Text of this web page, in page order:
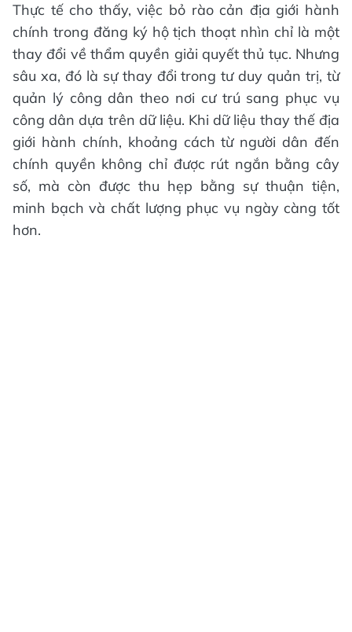
Thực tế cho thấy, việc bỏ rào cản địa giới hành
chính trong đăng ký hộ tịch thoạt nhìn chỉ là một
thay đổi về thẩm quyền giải quyết thủ tục. Nhưng
sâu xa, đó là sự thay đổi trong tư duy quản trị, từ
quản lý công dân theo nơi cư trú sang phục vụ
công dân dựa trên dữ liệu. Khi dữ liệu thay thế địa
giới hành chính, khoảng cách từ người dân đến
chính quyền không chỉ được rút ngắn bằng cây
số, mà còn được thu hẹp bằng sự thuận tiện,
minh bạch và chất lượng phục vụ ngày càng tốt
hơn.